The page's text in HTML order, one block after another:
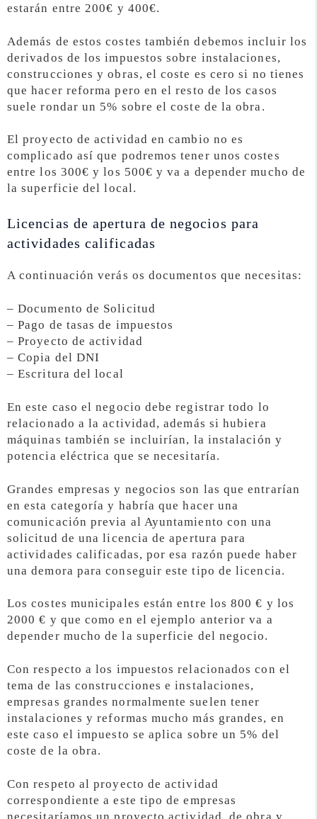
estarán entre 200€ y 400€.
Además de estos costes también debemos incluir los
derivados de los impuestos sobre instalaciones,
construcciones y obras, el coste es cero si no tienes
que hacer reforma pero en el resto de los casos
suele rondar un 5% sobre el coste de la obra.
El proyecto de actividad en cambio no es
complicado así que podremos tener unos costes
entre los 300€ y los 500€ y va a depender mucho de
la superficie del local.
Licencias de apertura de negocios para
actividades calificadas
A continuación verás os documentos que necesitas:
– Documento de Solicitud
– Pago de tasas de impuestos
– Proyecto de actividad
– Copia del DNI
– Escritura del local
En este caso el negocio debe registrar todo lo
relacionado a la actividad, además si hubiera
máquinas también se incluirían, la instalación y
potencia eléctrica que se necesitaría.
Grandes empresas y negocios son las que entrarían
en esta categoría y habría que hacer una
comunicación previa al Ayuntamiento con una
solicitud de una licencia de apertura para
actividades calificadas, por esa razón puede haber
una demora para conseguir este tipo de licencia.
Los costes municipales están entre los 800 € y los
2000 € y que como en el ejemplo anterior va a
depender mucho de la superficie del negocio.
Con respecto a los impuestos relacionados con el
tema de las construcciones e instalaciones,
empresas grandes normalmente suelen tener
instalaciones y reformas mucho más grandes, en
este caso el impuesto se aplica sobre un 5% del
coste de la obra.
Con respeto al proyecto de actividad
correspondiente a este tipo de empresas